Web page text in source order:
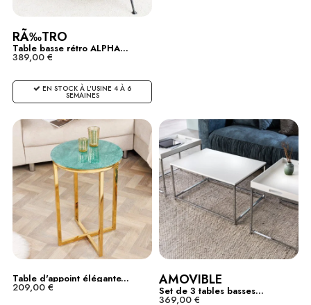
RÃ‰TRO
Table basse rétro ALPHA...
389,00 €
EN STOCK À L'USINE 4 À 6
SEMAINES
Table d'appoint élégante...
209,00 € AMOVIBLE
Set de 3 tables basses...
369,00 €